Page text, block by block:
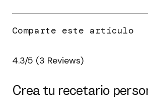
4.3/5 (3 Reviews)
Crea tu recetario